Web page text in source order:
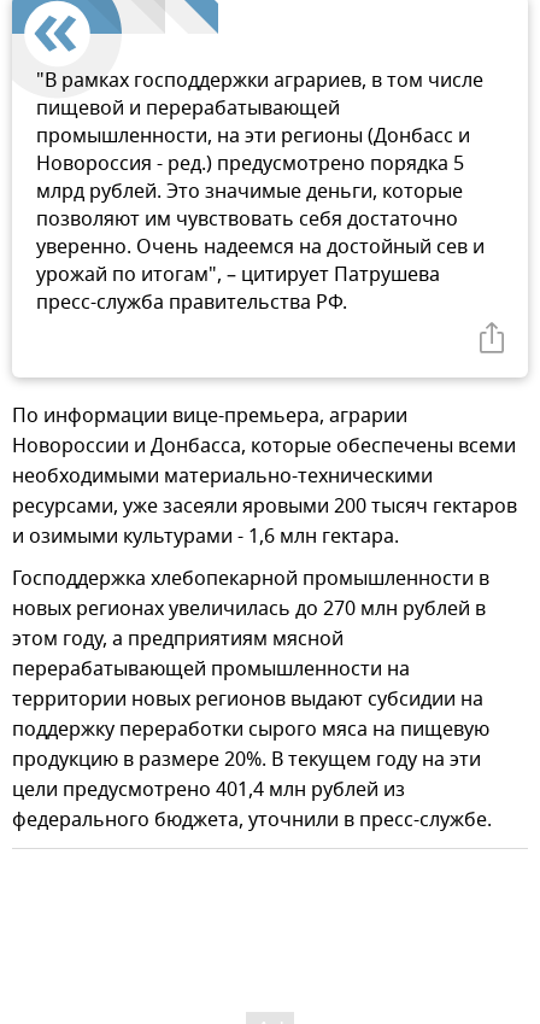
"В рамках господдержки аграриев, в том числе
пищевой и перерабатывающей
промышленности, на эти регионы (Донбасс и
Новороссия - ред.) предусмотрено порядка 5
млрд рублей. Это значимые деньги, которые
позволяют им чувствовать себя достаточно
уверенно. Очень надеемся на достойный сев и
урожай по итогам", – цитирует Патрушева
пресс-служба правительства РФ.
По информации вице-премьера, аграрии
Новороссии и Донбасса, которые обеспечены всеми
необходимыми материально-техническими
ресурсами, уже засеяли яровыми 200 тысяч гектаров
и озимыми культурами - 1,6 млн гектара.
Господдержка хлебопекарной промышленности в
новых регионах увеличилась до 270 млн рублей в
этом году, а предприятиям мясной
перерабатывающей промышленности на
территории новых регионов выдают субсидии на
поддержку переработки сырого мяса на пищевую
продукцию в размере 20%. В текущем году на эти
цели предусмотрено 401,4 млн рублей из
федерального бюджета, уточнили в пресс-службе.